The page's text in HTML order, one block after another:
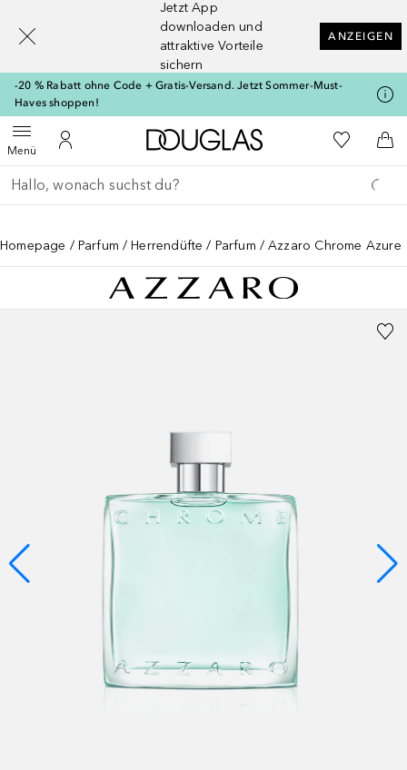
Jetzt App
downloaden und
attraktive Vorteile
sichern
ANZEIGEN
-20 % Rabatt ohne Code + Gratis-Versand. Jetzt Sommer-Must-
Haves shoppen!
MenüMenü öffnenZu Meinem Kundenkonto
Zur Douglas Startseite
Zu Meiner
Gehe zurück
Suche ausführen
Homepage Parfum Herrendüfte Parfum Azzaro Chrome Azure
[navigation.slideout.screenreader]